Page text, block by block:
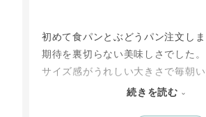
初めて食パンとぶどうパン注文しま
期待を裏切らない美味しさでした。
サイズ感がうれしい大きさで毎朝
た。少ししか食べないので私にはち
続きを読む